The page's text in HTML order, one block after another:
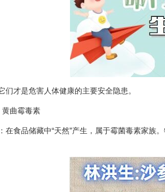
们才是危害人体健康的主要安全隐患。
黄曲霉毒素
在食品储藏中“天然”产生，属于霉菌毒素家族